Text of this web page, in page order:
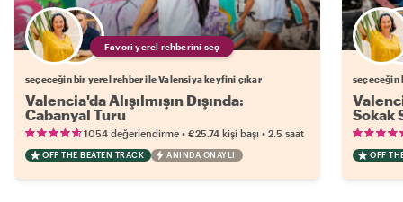
Favori yerel rehberini seç
seçeceğin bir yerel rehber ile Valensiya keyfini çıkar
Valencia'da Alışılmışın Dışında:
Cabanyal Turu
1054 değerlendirme • €25.74 kişi başı • 2.5 saat
OFF THE BEATEN TRACK ANINDA ONAYLI
seçeceğin
Sokak
OFF